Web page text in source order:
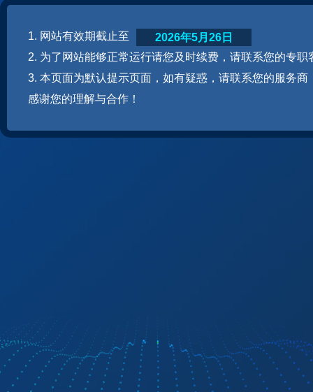
1. 网站有效期截止至
2. 为了网站能够正常运行请您及时续费，请联系您的专职
3. 本页面为默认提示页面，如有疑惑，请联系您的服务商
感谢您的理解与合作！
2026年5月26日